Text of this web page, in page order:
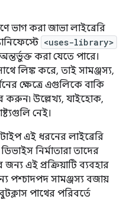
ভাগ করা জাভা লাইব্রেরি
<uses-library>
করা যেতে পারে।
লিঙ্ক করে, তাই সামঞ্জস্য,
ক্ষেত্রে এগুলিকে বাকি
করুন৷ উল্লেখ্য, যাইহোক,
নেই।
এই ধরনের লাইব্রেরি
নির্মাতারা তাদের
জন্য এই প্রক্রিয়াটি ব্যবহার
পশ্চাদপদ সামঞ্জস্য বজায়
পাথের পরিবর্তে